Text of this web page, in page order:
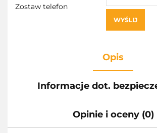
Zostaw telefon
WYŚLIJ
Opis
Informacje dot.
Opinie i oceny (0)